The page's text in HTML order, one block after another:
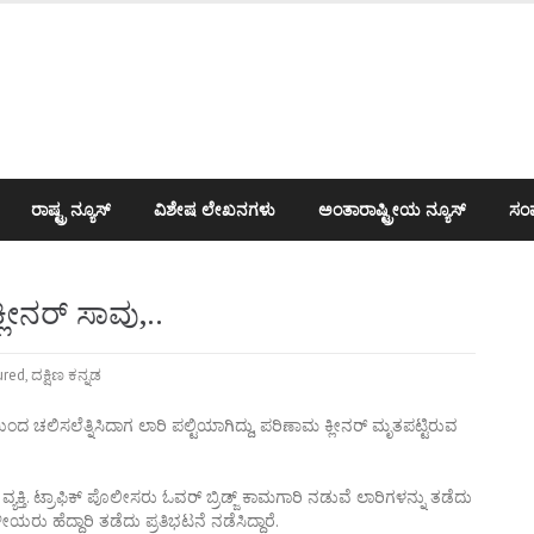
ರಾಷ್ಟ್ರ ನ್ಯೂಸ್ ವಿಶೇಷ ಲೇಖನಗಳು ಅಂತಾರಾಷ್ಟ್ರೀಯ ನ್ಯೂಸ್
ಸಾವು,..
,ದಕ್ಷಿಣ ಕನ್ನಡ
ಚಲಿಸಲೆತ್ನಿಸಿದಾಗ ಲಾರಿ ಪಲ್ಟಿಯಾಗಿದ್ದು, ಪರಿಣಾಮ ಕ್ಲೀನರ್ ಮೃತಪಟ್ಟಿರುವ
ಟ್ರಾಫಿಕ್ ಪೊಲೀಸರು ಓವರ್ ಬ್ರಿಡ್ಜ್ ಕಾಮಗಾರಿ ನಡುವೆ ಲಾರಿಗಳನ್ನು ತಡೆದು
ಹೆದ್ದಾರಿ ತಡೆದು ಪ್ರತಿಭಟನೆ ನಡೆಸಿದ್ದಾರೆ.